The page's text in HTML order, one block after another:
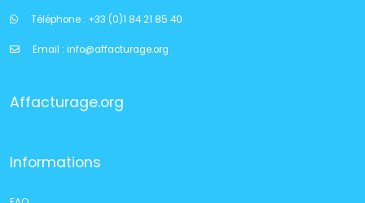
Téléphone : +33 (0)1 84 21 85 40
Email : info@affacturage.org
Affacturage.org
Informations